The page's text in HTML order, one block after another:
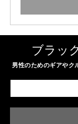
ブラッ
男性のためのギアやク